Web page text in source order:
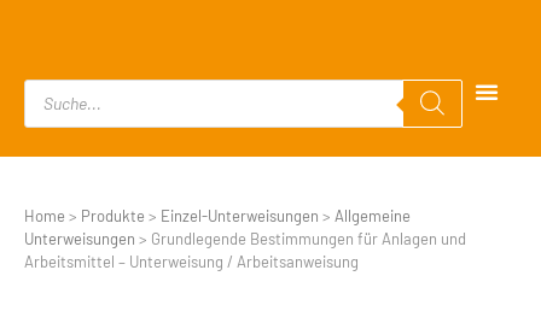
Home > Produkte > Einzel-Unterweisungen > Allgemeine
Unterweisungen > Grundlegende Bestimmungen für Anlagen und
Arbeitsmittel – Unterweisung / Arbeitsanweisung